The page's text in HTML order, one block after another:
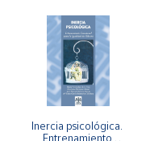
Inercia psicológica.
Entrenamiento